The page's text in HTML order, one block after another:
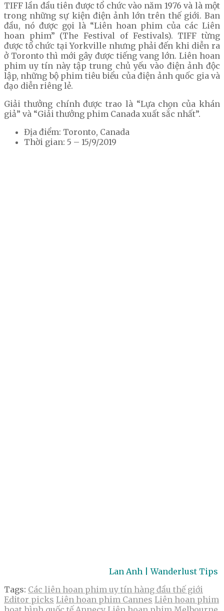
TIFF lần đầu tiên được tổ chức vào năm 1976 và là một
trong những sự kiện điện ảnh lớn trên thế giới. Ban
đầu, nó được gọi là “Liên hoan phim của các Liên
hoan phim” (The Festival of Festivals). TIFF từng
được tổ chức tại Yorkville nhưng phải đến khi diễn ra
ở Toronto thì mới gây được tiếng vang lớn. Liên hoan
phim uy tín này tập trung chủ yếu vào điện ảnh độc
lập, những bộ phim tiêu biểu của điện ảnh quốc gia và
đạo diễn riêng lẻ.
Giải thưởng chính được trao là “Lựa chọn của khán
giả” và “Giải thưởng phim Canada xuất sắc nhất”.
Địa điểm: Toronto, Canada
Thời gian: 5 – 15/9/2019
Lan Anh | Wanderlust Tips
Tags: Các liên hoan phim uy tín hàng đầu thế giới
Editor picks Liên hoan phim Cannes Liên hoan phim